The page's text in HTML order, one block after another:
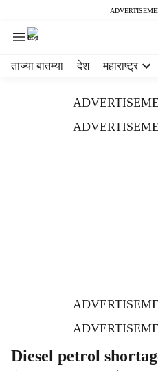
ताज्या बातम्या देश महाराष्ट्र
Diesel petrol